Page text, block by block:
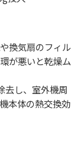
換気扇のフィル
が悪いと乾燥ム
去し、室外機周
本体の熱交換効